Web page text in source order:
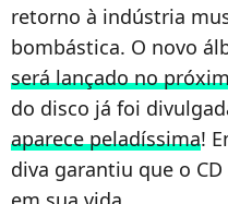
retorno à indústria
bombástica. O novo
será lançado no
do disco já foi
aparece peladíssima!
diva garantiu que o